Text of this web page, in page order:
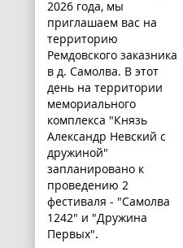
2026 года, мы
приглашаем вас на
территорию
Ремдовского заказника
в д. Самолва. В этот
день на территории
мемориального
комплекса "Князь
Александр Невский с
дружиной"
запланировано к
проведению 2
фестиваля - "Самолва
1242" и "Дружина
Первых".